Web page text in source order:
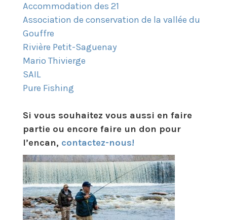
Accommodation des 21
Association de conservation de la vallée du
Gouffre
Rivière Petit-Saguenay
Mario Thivierge
SAIL
Pure Fishing
Si vous souhaitez vous aussi en faire
partie ou encore faire un don pour
l’encan, contactez-nous!